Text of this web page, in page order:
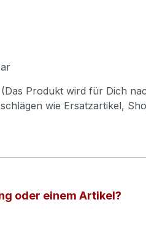
Produkt wird für Dich
wie Ersatzartikel,
oder einem Artikel?